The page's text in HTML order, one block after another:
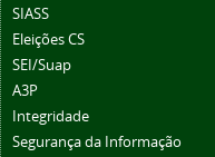
SIASS
Eleições CS
SEI/Suap
A3P
Integridade
Segurança da Informação